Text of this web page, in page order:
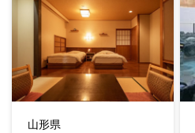
山形県